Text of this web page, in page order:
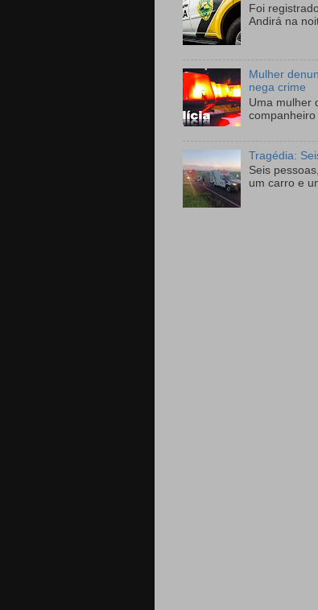
Foi
Andirá na
Mulher
nega crime
Uma mulher
companheiro
Tragédia:
Seis
um carro e